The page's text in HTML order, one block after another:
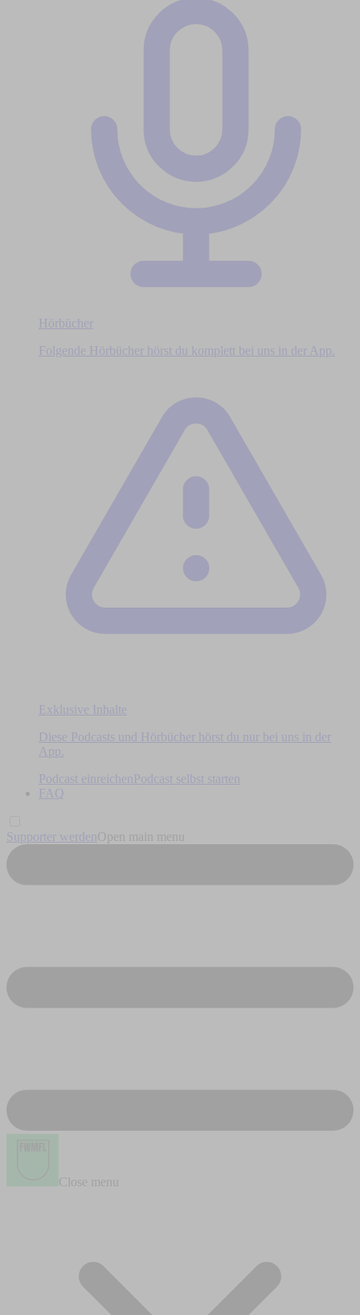
Hörbücher
Folgende Hörbücher hörst du komplett bei uns in der App.
Exklusive Inhalte
Diese Podcasts und Hörbücher hörst du nur bei uns in der
App.
Podcast einreichen
Podcast selbst starten
FAQ
Supporter werden Open main menu
Close menu